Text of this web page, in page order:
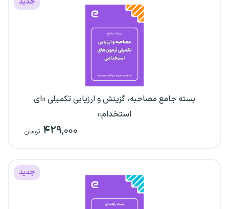
بسته جامع مصاحبه، گزینش و ارزیابی تکمیلی «ای
استخدام»
۴۲۹,۰۰۰ تومان
جدید